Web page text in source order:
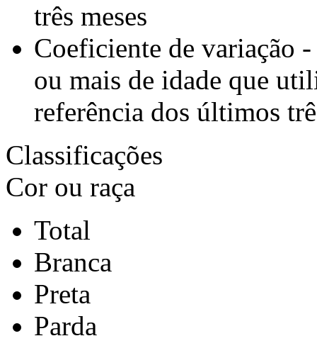
três meses
Coeficiente de variação -
ou mais de idade que
referência dos últimos
Classificações
Cor ou raça
Total
Branca
Preta
Parda